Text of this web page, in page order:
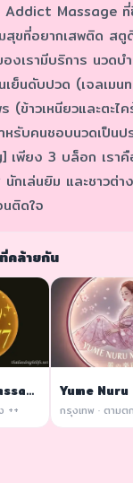
Massage ที่
สุขที่อยากเสพติด สตู
งเรามีบริการ นวดบ
เย็นดับปวด (เจลเมน
(ข้าวเหนียวและตะไ
หรับคนชอบนวดเป็นป
เพียง 3 บล็อก เรา
กเล่นยิม และชาวต่า
ติดใจ
คล้ายกัน
Riviere77 Massage
++ กรุงเทพ · ตามต